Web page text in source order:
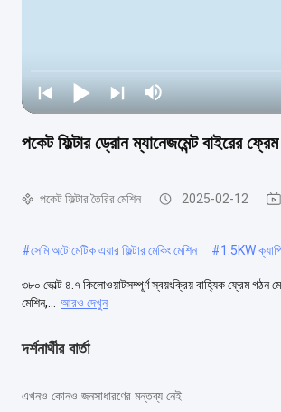
পকেট ফিল্টার ড্রোন ম্যানেজমেন্ট বাইরের
পকেট ফিল্টার তৈরির মেশিন 2025-02-12
#সেমি অটোমেটিক এয়ার ফিল্টার মেকিং মেশিন #1.5KW
৩৮০ ভোল্ট ৪.৭ কিলোওয়াটসম্পূর্ণ স্বয়ংক্রিয় বাহ্যিক ফ্রেম গঠন
মেশিন,...
আরও দেখুন
দর্শনার্থীর বার্তা
এখনও কোনও জনসাধারণের মন্তব্য নেই